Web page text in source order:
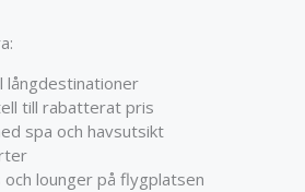
långdestinationer
till rabatterat pris
spa och havsutsikt
lounger på flygplatsen